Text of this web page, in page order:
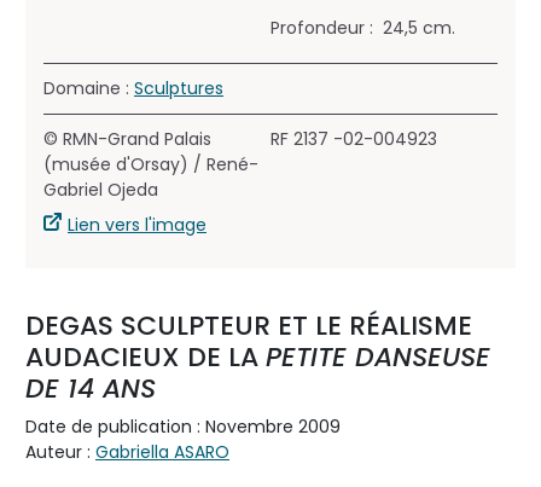
Profondeur : 24,5 cm.
Domaine : Sculptures
© RMN-Grand Palais
(musée d'Orsay) / René-
Gabriel Ojeda
Lien vers l'image
RF 2137 -02-004923
DEGAS SCULPTEUR ET LE RÉALISME
AUDACIEUX DE LAPETITE DANSEUSE
DE 14 ANS
Date de publication : Novembre 2009
Auteur : Gabriella ASARO